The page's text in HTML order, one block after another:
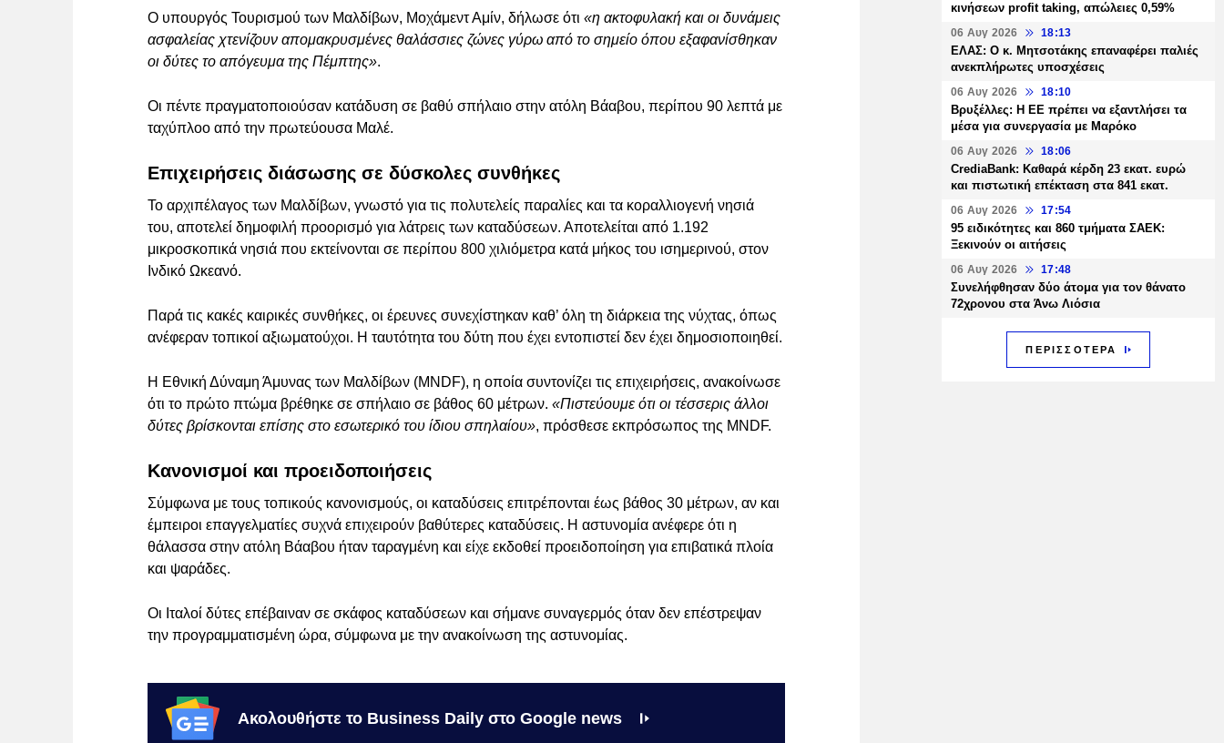
Ο υπουργός Τουρισμού των Μαλδίβων, Μοχάμεντ Αμίν, δήλωσε ότι «η ακτοφυλακή και οι δυνάμεις
ασφαλείας χτενίζουν απομακρυσμένες θαλάσσιες ζώνες γύρω από το σημείο όπου εξαφανίσθηκαν
οι δύτες το απόγευμα της Πέμπτης».
Οι πέντε πραγματοποιούσαν κατάδυση σε βαθύ σπήλαιο στην ατόλη Βάαβου, περίπου 90 λεπτά με
ταχύπλοο από την πρωτεύουσα Μαλέ.
Επιχειρήσεις διάσωσης σε δύσκολες συνθήκες
Το αρχιπέλαγος των Μαλδίβων, γνωστό για τις πολυτελείς παραλίες και τα κοραλλιογενή νησιά
του, αποτελεί δημοφιλή προορισμό για λάτρεις των καταδύσεων. Αποτελείται από 1.192
μικροσκοπικά νησιά που εκτείνονται σε περίπου 800 χιλιόμετρα κατά μήκος του ισημερινού, στον
Ινδικό Ωκεανό.
Παρά τις κακές καιρικές συνθήκες, οι έρευνες συνεχίστηκαν καθ’ όλη τη διάρκεια της νύχτας, όπως
ανέφεραν τοπικοί αξιωματούχοι. Η ταυτότητα του δύτη που έχει εντοπιστεί δεν έχει δημοσιοποιηθεί.
Η Εθνική Δύναμη Άμυνας των Μαλδίβων (MNDF), η οποία συντονίζει τις επιχειρήσεις, ανακοίνωσε
ότι το πρώτο πτώμα βρέθηκε σε σπήλαιο σε βάθος 60 μέτρων. «Πιστεύουμε ότι οι τέσσερις άλλοι
δύτες βρίσκονται επίσης στο εσωτερικό του ίδιου σπηλαίου», πρόσθεσε εκπρόσωπος της MNDF.
Κανονισμοί και προειδοποιήσεις
Σύμφωνα με τους τοπικούς κανονισμούς, οι καταδύσεις επιτρέπονται έως βάθος 30 μέτρων, αν και
έμπειροι επαγγελματίες συχνά επιχειρούν βαθύτερες καταδύσεις. Η αστυνομία ανέφερε ότι η
θάλασσα στην ατόλη Βάαβου ήταν ταραγμένη και είχε εκδοθεί προειδοποίηση για επιβατικά πλοία
και ψαράδες.
Οι Ιταλοί δύτες επέβαιναν σε σκάφος καταδύσεων και σήμανε συναγερμός όταν δεν επέστρεψαν
την προγραμματισμένη ώρα, σύμφωνα με την ανακοίνωση της αστυνομίας.
Ακολουθήστε το Business Daily στο Google news
κινήσεων profit taking, απώλειες 0,59%
06 Αυγ 2026 18:13
ΕΛΑΣ: Ο κ. Μητσοτάκης επαναφέρει παλιές
ανεκπλήρωτες υποσχέσεις
06 Αυγ 2026 18:10
Βρυξέλλες: Η ΕΕ πρέπει να εξαντλήσει τα
μέσα για συνεργασία με Μαρόκο
06 Αυγ 2026 18:06
CrediaBank: Καθαρά κέρδη 23 εκατ. ευρώ
και πιστωτική επέκταση στα 841 εκατ.
06 Αυγ 2026 17:54
95 ειδικότητες και 860 τμήματα ΣΑΕΚ:
Ξεκινούν οι αιτήσεις
06 Αυγ 2026 17:48
Συνελήφθησαν δύο άτομα για τον θάνατο
72χρονου στα Άνω Λιόσια
ΠΕΡΙΣΣΟΤΕΡΑ